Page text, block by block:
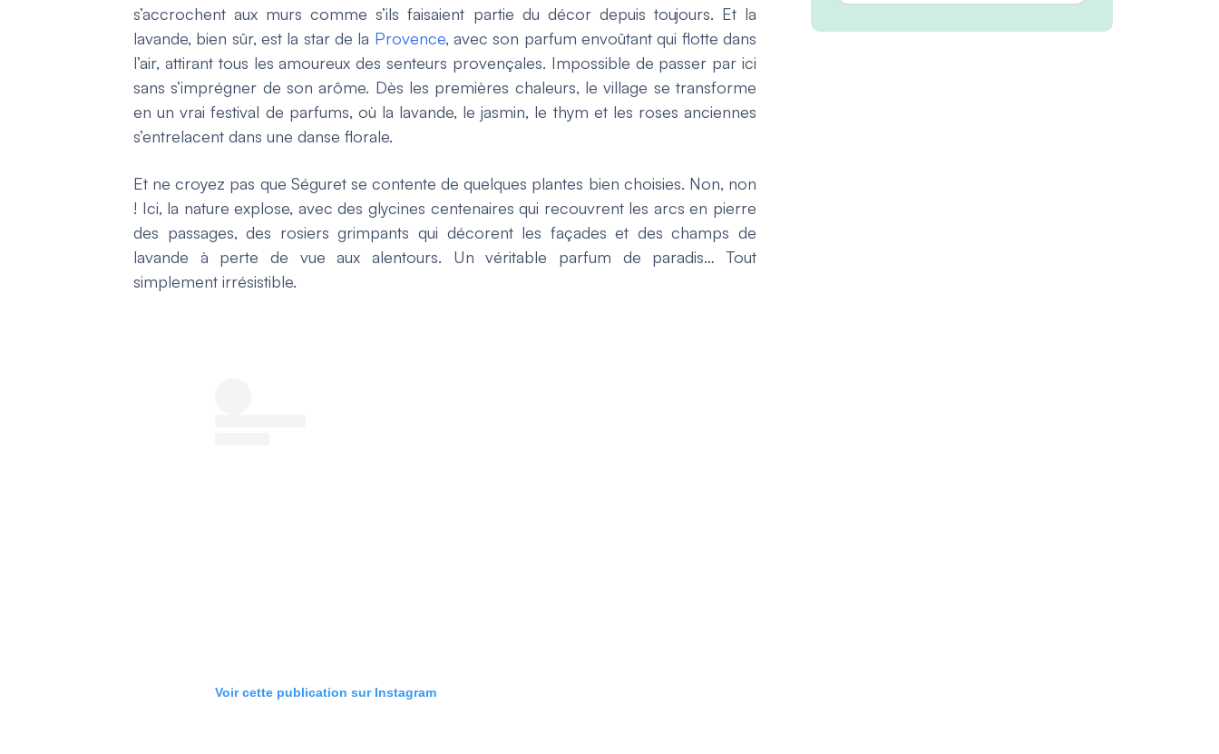
s’accrochent aux murs comme s’ils faisaient partie du décor depuis toujours. Et la
lavande, bien sûr, est la star de la Provence, avec son parfum envoûtant qui flotte dans
l’air, attirant tous les amoureux des senteurs provençales. Impossible de passer par ici
sans s’imprégner de son arôme. Dès les premières chaleurs, le village se transforme
en un vrai festival de parfums, où la lavande, le jasmin, le thym et les roses anciennes
s’entrelacent dans une danse florale.
Et ne croyez pas que Séguret se contente de quelques plantes bien choisies. Non, non
! Ici, la nature explose, avec des glycines centenaires qui recouvrent les arcs en pierre
des passages, des rosiers grimpants qui décorent les façades et des champs de
lavande à perte de vue aux alentours. Un véritable parfum de paradis… Tout
simplement irrésistible.
Voir cette publication sur Instagram